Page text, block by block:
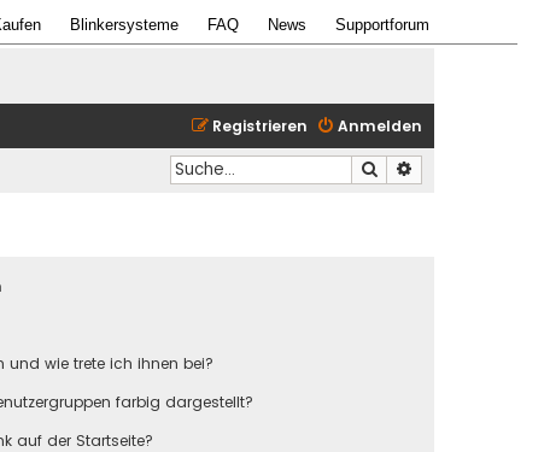
Blinkersysteme FAQ News Supportforum
Anmelden
Registrieren
Suche
und wie trete ich ihnen bei?
farbig dargestellt?
auf der Startseite?